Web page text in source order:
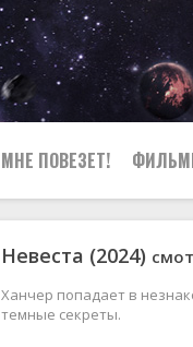
МНЕ ПОВЕЗЕТ!
Невеста (2024)
Ханчер попадает в
темные секреты.